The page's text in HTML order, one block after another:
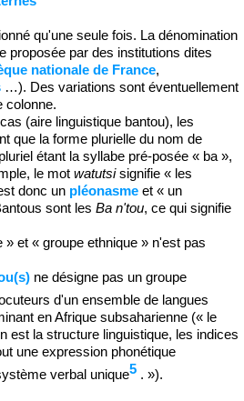
qu'une seule fois. La dénomination
proposée par des institutions dites
nationale de France,
…). Des variations sont éventuellement
colonne.
(aire linguistique bantou), les
que la forme plurielle du nom de
étant la syllabe pré-posée « ba »,
le mot watutsisignifie « les
donc un pléonasme et « un
sont les Ba n'tou, ce qui signifie
» et « groupe ethnique » n'est pas
ne désigne pas un groupe
d'un ensemble de langues
en Afrique subsaharienne (« le
est la structure linguistique, les indices
une expression phonétique
verbal unique5 . »).